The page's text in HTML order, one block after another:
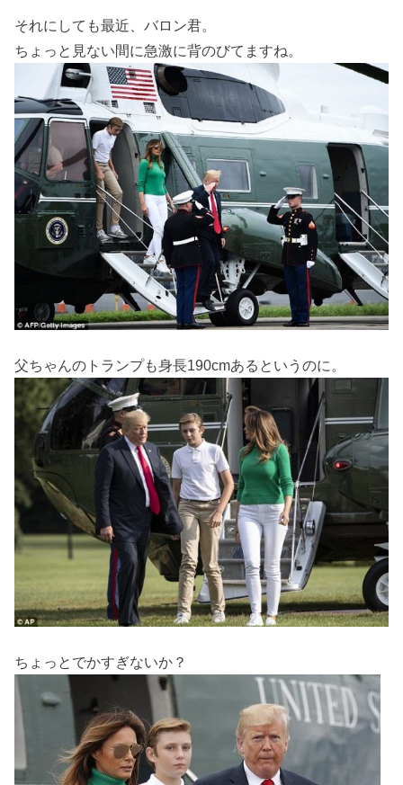
それにしても最近、バロン君。
ちょっと見ない間に急激に背のびてますね。
父ちゃんのトランプも身長190cmあるというのに。
ちょっとでかすぎないか？